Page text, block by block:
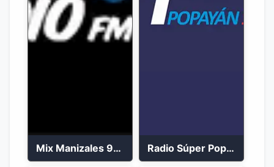
Mix Manizales 95.1 FM en Vivo Radio Súper Popayán en vivo 2023